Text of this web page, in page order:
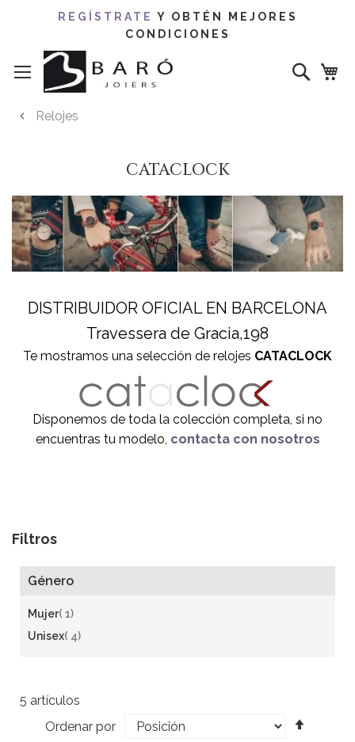
REGÍSTRATE Y OBTÉN MEJORES
CONDICIONES
al
contenido
Buscar
Relojes
CATACLOCK
DISTRIBUIDOR OFICIAL EN BARCELONA
Travessera de Gracia,198
Te mostramos una selección de relojes CATACLOCK
Disponemos de toda la colección completa, si no
encuentras tu modelo, contacta con nosotros
5 artículos
Ordenar por
Filtros
Género
Mujer 1a
u
o
Unisex 4a
c
u